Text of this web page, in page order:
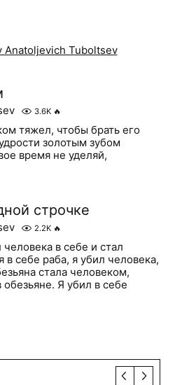
Anatoljevich Tuboltsev
3.6K 🔥
тяжел, чтобы брать его
золотым зубом
время не уделяй,
строчке
2.2K 🔥
в себе и стал
в себе раба, я убил человека,
стала человеком,
Я убил в себе